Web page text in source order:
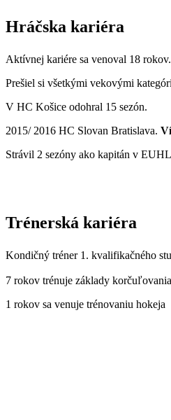
Hráčska kariéra
Aktívnej kariére sa venoval 18 rokov.
Prešiel si všetkými vekovými
V HC Košice odohral 15 sezón.
2015/ 2016 HC Slovan Bratislava.
Strávil 2 sezóny ako kapitán v
Trénerská kariéra
Kondičný tréner 1. kvalifikačného
7 rokov trénuje základy korčuľovania
1 rokov sa venuje trénovaniu hokeja